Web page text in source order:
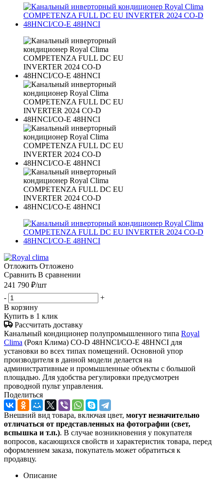
Отложить Отложено
Сравнить В сравнении
241 790 ₽/шт
-
+
В корзину
Купить в 1 клик
Рассчитать доставку
Канальный кондиционер полупромышленного типа Royal
Clima (Роял Клима) CO-D 48HNCI/CO-E 48HNCI для
установки во всех типах помещений. Основной упор
производителя в данной модели делается на
административные и промышленные объекты с большой
площадью. Для удобства регулировки предусмотрен
проводной пульт управления.
Поделиться
Внешний вид товара, включая цвет, могут незначительно
отличаться от представленных на фотографии (свет,
вспышка и т.п.). В случае возникновения у покупателя
вопросов, касающихся свойств и характеристик товара, перед
оформлением заказа, покупатель может обратиться к
продавцу.
Описание